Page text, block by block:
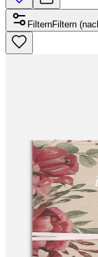
FilternFiltern